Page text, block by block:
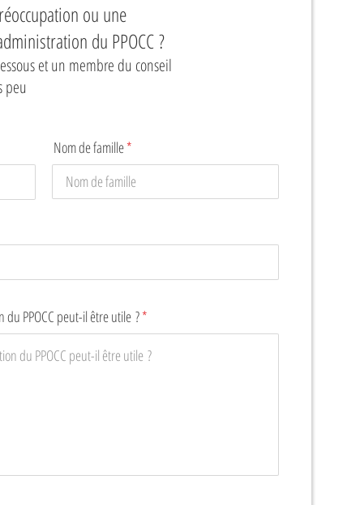
ou une
du PPOCC ?
et un membre du conseil
peu
Nom de famille
PPOCC peut-il être utile ?